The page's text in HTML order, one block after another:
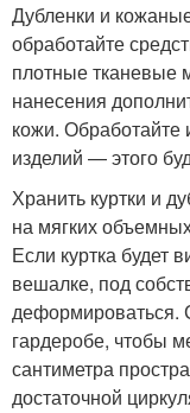
Дубленки и
обработайте
плотные тканевые
нанесения
кожи.
изделий — этого
Хранить куртки и
на мягких
Если куртка будет
вешалке, под
деформироваться.
гардеробе, чтобы
сантиметра
достаточной